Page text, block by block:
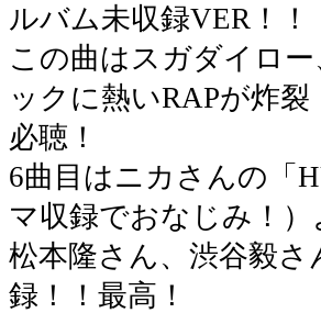
ルバム未収録VER！！
この曲はスガダイロ
ックに熱いRAPが炸裂
必聴！
6曲目はニカさんの「
マ収録でおなじみ！）
松本隆さん、渋谷毅
録！！最高！